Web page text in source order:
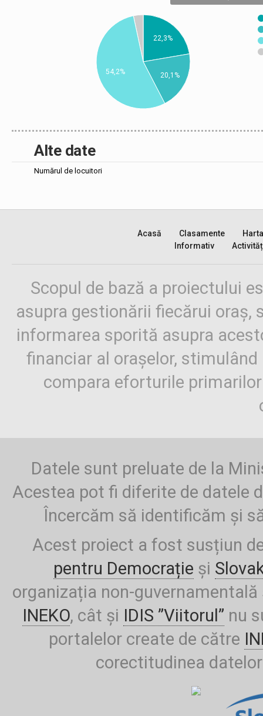
22,3%
20,1%
54,2%
Alte date
Numărul de locuitori
Acasă Clasamente
Harta
Informativ
Scopul de bază a proiectului
asupra gestionării fiecărui oraș,
informarea sporită asupra
financiar al orașelor,
compara eforturile
Datele sunt preluate de la
Acestea pot fi diferite de datele
Încercăm să identificăm și
Acest proiect a fost susțiun
pentru Democrație și
organizația non-
INEKO, cât și IDIS ”Viitorul” nu
portalelor create de către
corectitudinea